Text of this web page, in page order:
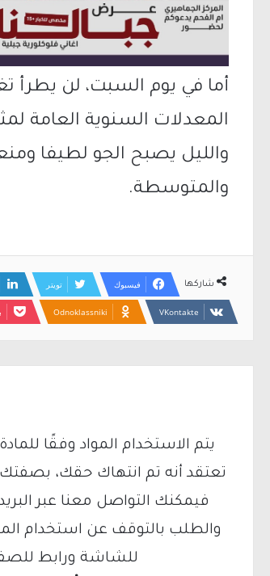
أما في يوم السبت، لن يطرأ
المعدلات السنوية العامة
والليل يصبح الجو لطيفا
والمتوسطة.
شاركها فيسبوك تويتر
Odnoklassniki
تعتقد أنه تم انتهاك حقك، بصفتك
والطلب بالتوقف عن استخدام
للشاشة ورابط